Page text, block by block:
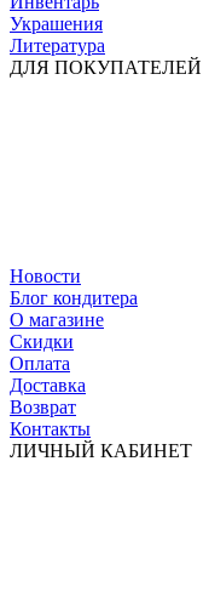
Украшения
Литература
ДЛЯ ПОКУПАТЕЛЕЙ
Новости
Блог кондитера
О магазине
Скидки
Оплата
Доставка
Возврат
Контакты
ЛИЧНЫЙ КАБИНЕТ